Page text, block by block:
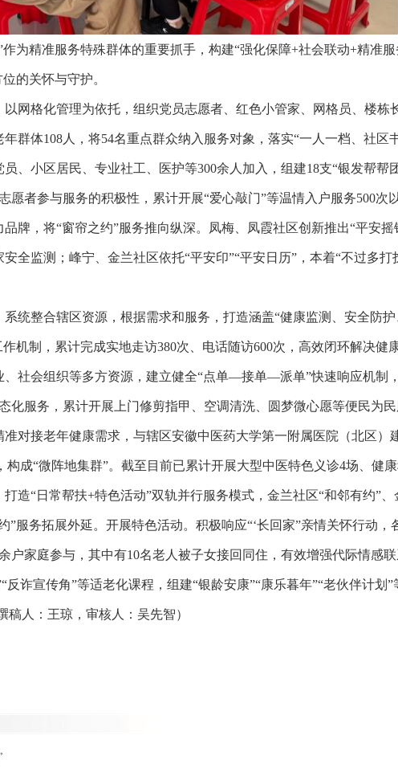
为精准服务特殊群体的重要抓手，构建“强化保障+社会联动+精准
的关怀与守护。
以网格化管理为依托，组织党员志愿者、红色小管家、网格员、楼栋
群体108人，将54名重点群众纳入服务对象，落实“一人一档、社区
、小区居民、专业社工、医护等300余人加入，组建18支“银发帮帮
愿者参与服务的积极性，累计开展“爱心敲门”等温情入户服务500次
牌，将“窗帘之约”服务推向纵深。凤梅、凤霞社区创新推出“平安摇
全监测；峰宁、金兰社区依托“平安印”“平安日历”，本着“不过多
系统整合辖区资源，根据需求和服务，打造涵盖“健康监测、安全防
机制，累计完成实地走访380次、电话随访600次，高效闭环解决健
社会组织等多方资源，建立健全“点单—接单—派单”快速响应机制
服务，累计开展上门修剪指甲、空调清洗、圆梦微心愿等便民为民
对接老年健康需求，与辖区安徽中医药大学第一附属医院（北区）
成“微阵地集群”。截至目前已累计开展大型中医特色义诊4场、健
造“日常帮扶+特色活动”双轨并行服务模式，金兰社区“和邻有约”
服务拓展外延。开展特色活动。积极响应“‘长回家”亲情关怀行动，
户家庭参与，其中有10名老人被子女接回同住，有效增强代际情感
诈宣传角”等适老化课程，组建“银龄安康”“康乐暮年”“老伙伴计划
人：王琼，审核人：吴先智）